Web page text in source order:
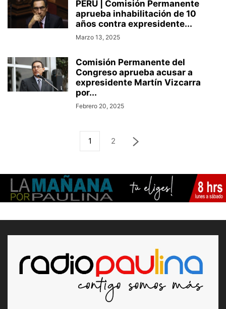
PERÚ | Comisión Permanente
aprueba inhabilitación de 10
años contra expresidente...
Marzo 13, 2025
Comisión Permanente del
Congreso aprueba acusar a
expresidente Martín Vizcarra
por...
Febrero 20, 2025
1 2